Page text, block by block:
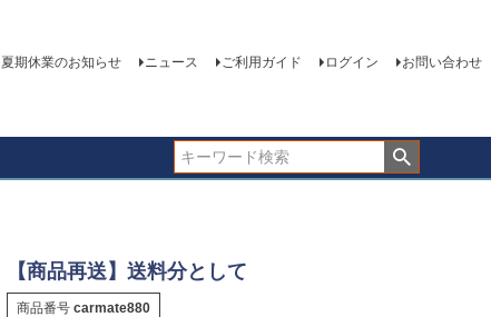
夏期休業のお知らせ ニュース ご利用ガイド ログイン お問い合わせ
【商品再送】送料分として
商品番号 carmate880